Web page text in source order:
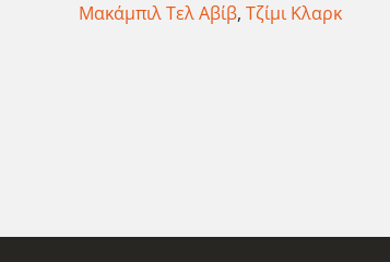
Μακάμπιλ Τελ Αβίβ, Τζίμι Κλαρκ